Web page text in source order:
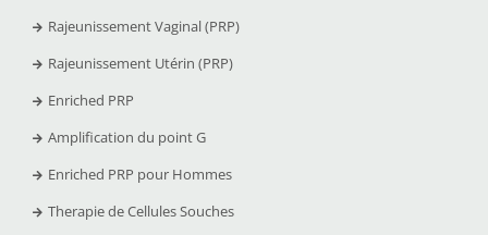
Rajeunissement Vaginal (PRP)
Rajeunissement Utérin (PRP)
Enriched PRP
Amplification du point G
Enriched PRP pour Hommes
Therapie de Cellules Souches